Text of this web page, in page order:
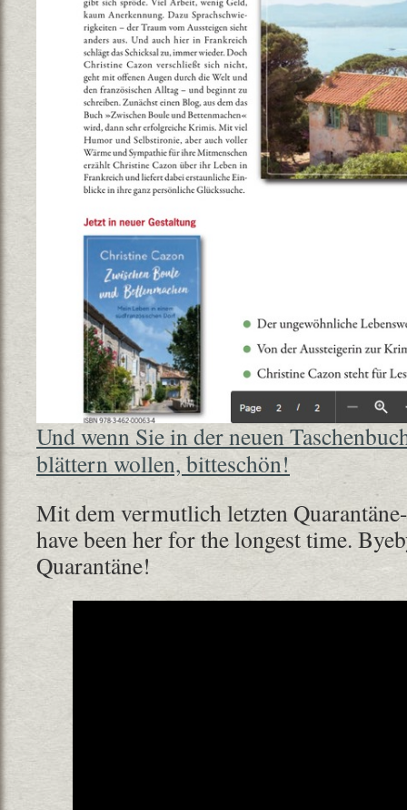
Und wenn Sie in der neuen
blättern wollen, bitteschön!
Mit dem vermutlich letzten
have been her for the longest time.
Quarantäne!